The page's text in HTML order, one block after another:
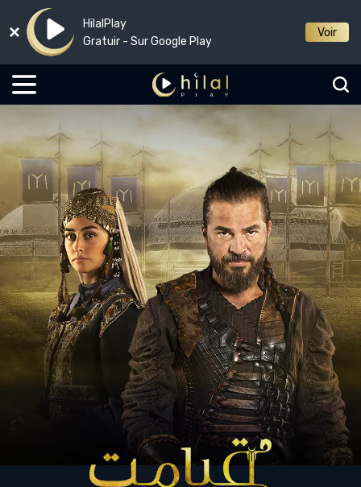
HilalPlay
Gratuir - Sur Google Play
Voir